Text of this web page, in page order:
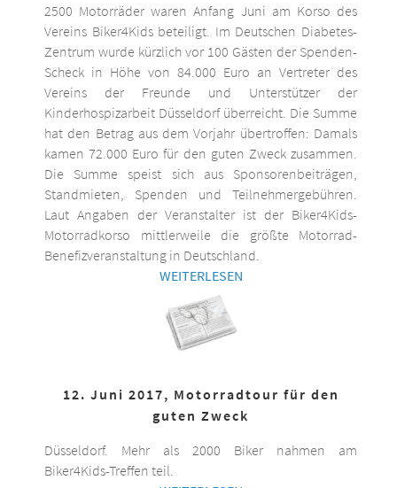
2500 Motorräder waren Anfang Juni am Korso des
Vereins Biker4Kids beteiligt. Im Deutschen Diabetes-
Zentrum wurde kürzlich vor 100 Gästen der Spenden-
Scheck in Höhe von 84.000 Euro an Vertreter des
Vereins der Freunde und Unterstützer der
Kinderhospizarbeit Düsseldorf überreicht. Die Summe
hat den Betrag aus dem Vorjahr übertroffen: Damals
kamen 72.000 Euro für den guten Zweck zusammen.
Die Summe speist sich aus Sponsorenbeiträgen,
Standmieten, Spenden und Teilnehmergebühren.
Laut Angaben der Veranstalter ist der Biker4Kids-
Motorradkorso mittlerweile die größte Motorrad-
Benefizveranstaltung in Deutschland.
WEITERLESEN
12. Juni 2017, Motorradtour für den
guten Zweck
Düsseldorf. Mehr als 2000 Biker nahmen am
Biker4Kids-Treffen teil.